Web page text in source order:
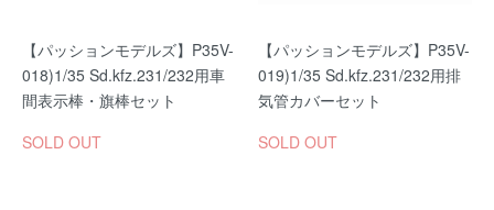
【パッションモデルズ】P35V-
018)1/35 Sd.kfz.231/232用車
間表示棒・旗棒セット
SOLD OUT
【パッションモデルズ】P35V-
019)1/35 Sd.kfz.231/232用排
気管カバーセット
SOLD OUT